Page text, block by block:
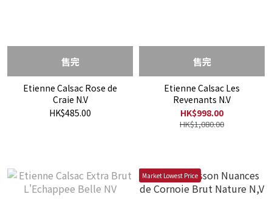
售完
Etienne Calsac Rose de
Craie N.V
HK$485.00
售完
Etienne Calsac Les
Revenants N.V
HK$998.00
HK$1,080.00
Market Lowest Price